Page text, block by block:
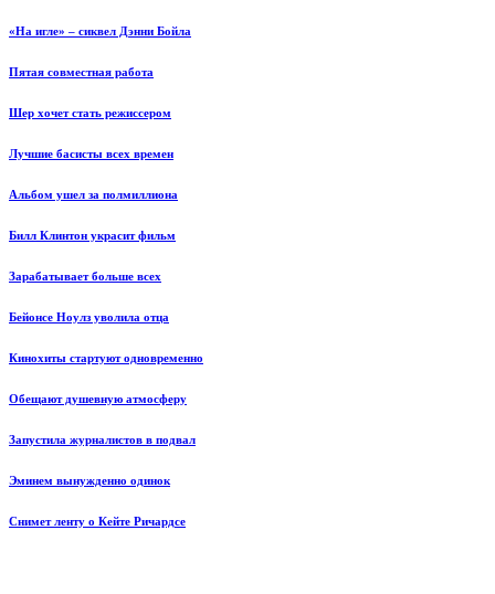
«На игле» – сиквел Дэнни Бойла
Пятая совместная работа
Шер хочет стать режиссером
Лучшие басисты всех времен
Альбом ушел за полмиллиона
Билл Клинтон украсит фильм
Зарабатывает больше всех
Бейонсе Ноулз уволила отца
Кинохиты стартуют одновременно
Обещают душевную атмосферу
Запустила журналистов в подвал
Эминем вынужденно одинок
Снимет ленту о Кейте Ричардсе